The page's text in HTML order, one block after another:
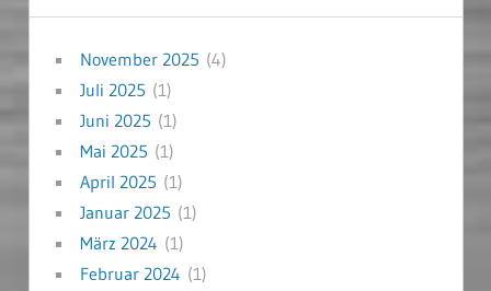
November 2025 (4)
Juli 2025 (1)
Juni 2025 (1)
Mai 2025 (1)
April 2025 (1)
Januar 2025 (1)
März 2024 (1)
Februar 2024 (1)